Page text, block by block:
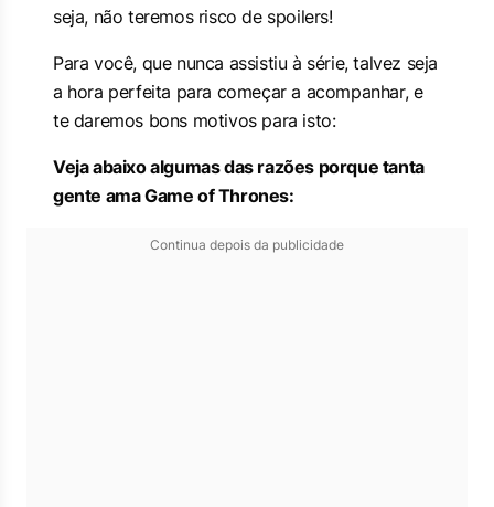
seja, não teremos risco de spoilers!
Para você, que nunca assistiu à série,talvez seja
a hora perfeita para começar a acompanhar, e
te daremos bons motivos para isto:
Veja abaixo algumas das razões porque tanta
gente ama Game of Thrones:
Continua depois da publicidade